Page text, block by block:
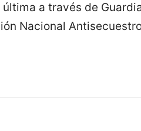
última a través de
Nacional